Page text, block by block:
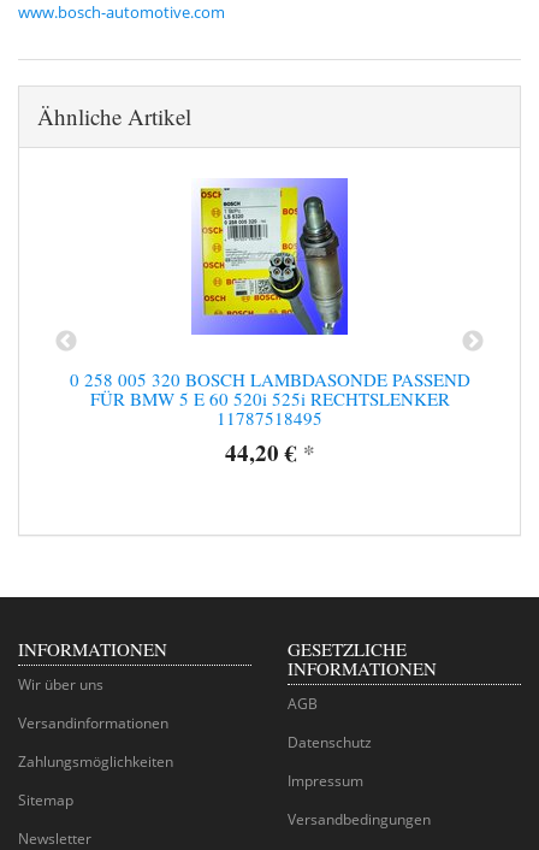
www.bosch-automotive.com
Ähnliche Artikel
0 258 005 320 BOSCH LAMBDASONDE PASSEND
FÜR BMW 5 E 60 520i 525i RECHTSLENKER
11787518495
44,20 € *
INFORMATIONEN
Wir über uns
Versandinformationen
Zahlungsmöglichkeiten
Sitemap
Newsletter
GESETZLICHE
INFORMATIONEN
AGB
Datenschutz
Impressum
Versandbedingungen